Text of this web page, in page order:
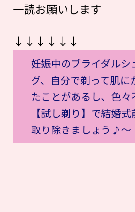
一読お願いします
↓↓↓↓↓↓
妊娠中のブライダルシ
グ、自分で剃って肌に
たことがあるし、色々
【試し剃り】で結婚
取り除きましょう♪〜